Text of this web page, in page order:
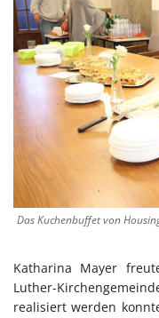
Das Kuchenbuffet von
Katharina Mayer
Luther-
realisiert werden